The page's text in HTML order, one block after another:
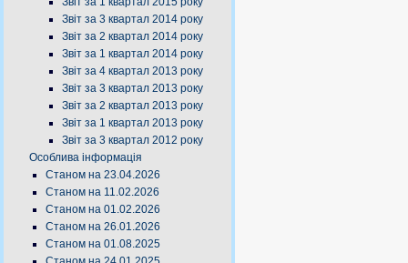
Звіт за 3 квартал 2014 року
Звіт за 2 квартал 2014 року
Звіт за 1 квартал 2014 року
Звіт за 4 квартал 2013 року
Звіт за 3 квартал 2013 року
Звіт за 2 квартал 2013 року
Звіт за 1 квартал 2013 року
Звіт за 3 квартал 2012 року
Особлива інформація
Станом на 23.04.2026
Станом на 11.02.2026
Станом на 01.02.2026
Станом на 26.01.2026
Станом на 01.08.2025